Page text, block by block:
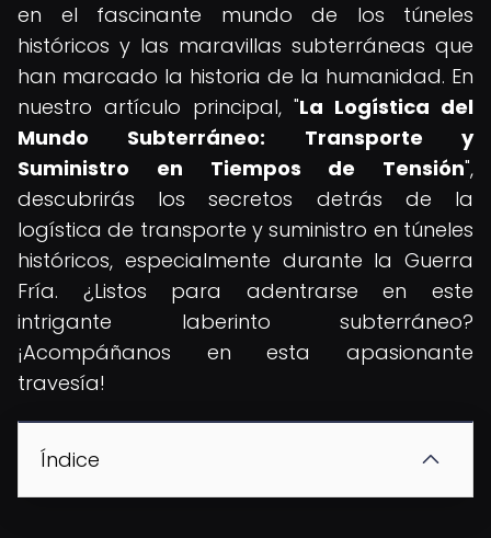
en el fascinante mundo de los túneles
históricos y las maravillas subterráneas que
han marcado la historia de la humanidad. En
nuestro artículo principal, "La Logística del
Mundo Subterráneo: Transporte y
Suministro en Tiempos de Tensión",
descubrirás los secretos detrás de la
logística de transporte y suministro en túneles
históricos, especialmente durante la Guerra
Fría. ¿Listos para adentrarse en este
intrigante laberinto subterráneo?
¡Acompáñanos en esta apasionante
travesía!
Índice